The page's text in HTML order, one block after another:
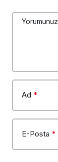
Yorumunuz
Ad *
E-Posta *